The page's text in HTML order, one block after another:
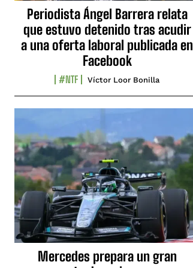
Periodista Ángel Barrera relata
que estuvo detenido tras acudir
a una oferta laboral publicada en
Facebook
#NTF Víctor Loor Bonilla
Mercedes prepara un gran